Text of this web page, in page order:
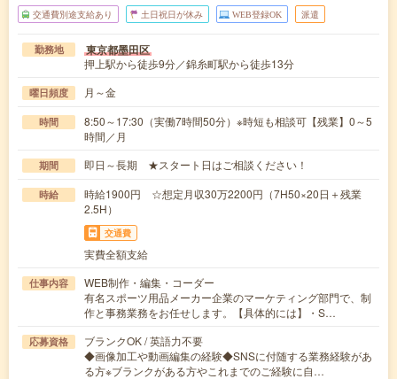
交通費別途支給あり 土日祝日が休み WEB登録OK 派遣
勤務地 東京都墨田区
押上駅から徒歩9分／錦糸町駅から徒歩13分
曜日頻度 月～金
時間
8:50～17:30（実働7時間50分）※時短も相談可【残業】0～5
時間／月
期間 即日～長期 ★スタート日はご相談ください！
時給
時給1900円 ☆想定月収30万2200円（7H50×20日＋残業
2.5H）
交通費
実費全額支給
仕事内容
WEB制作・編集・コーダー
有名スポーツ用品メーカー企業のマーケティング部門で、制
作と事務業務をお任せします。【具体的には】・S…
応募資格
ブランクOK / 英語力不要
◆画像加工や動画編集の経験◆SNSに付随する業務経験があ
る方※ブランクがある方やこれまでのご経験に自…